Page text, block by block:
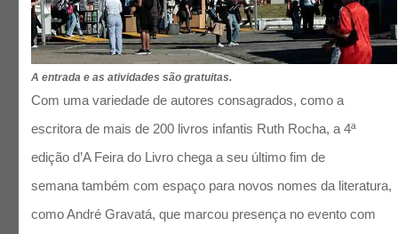
A entrada e as atividades são gratuitas.
Com uma variedade de autores consagrados, como a
escritora de mais de 200 livros infantis Ruth Rocha, a 4ª
edição d’A Feira do Livro chega a seu último fim de
semana também com espaço para novos nomes da literatura,
como André Gravatá, que marcou presença no evento com